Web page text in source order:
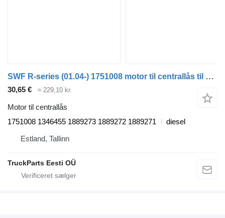
SWF R-series (01.04-) 1751008 motor til centrallås til Scania P,G,R,T-series (2004-2017) trækker
30,65 € ≈ 229,10 kr.
Motor til centrallås
1751008 1346455 1889273 1889272 1889271
diesel
Estland, Tallinn
TruckParts Eesti OÜ